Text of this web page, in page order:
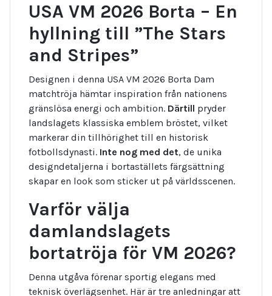
USA VM 2026 Borta – En
hyllning till ”The Stars
and Stripes”
Designen i denna USA VM 2026 Borta Dam
matchtröja hämtar inspiration från nationens
gränslösa energi och ambition. Därtill pryder
landslagets klassiska emblem bröstet, vilket
markerar din tillhörighet till en historisk
fotbollsdynasti. Inte nog med det, de unika
designdetaljerna i bortaställets färgsättning
skapar en look som sticker ut på världsscenen.
Varför välja
damlandslagets
bortatröja för VM 2026?
Denna utgåva förenar sportig elegans med
teknisk överlägsenhet. Här är tre anledningar att